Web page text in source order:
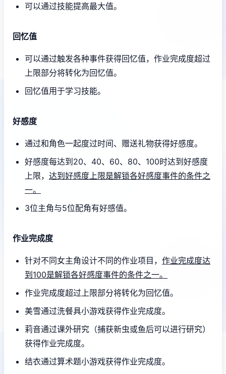
可以通过技能提高最大值。
回忆值
可以通过触发各种事件获得回忆值，作业完成度超过
上限部分将转化为回忆值。
回忆值用于学习技能。
好感度
通过和角色一起度过时间、赠送礼物获得好感度。
好感度每达到20、40、60、80、100时达到好感度
上限， 达到好感度上限是解锁各好感度事件的条件之
一。
3位主角与5位配角有好感值。
作业完成度
针对不同女主角设计不同的作业项目， 作业完成度达
到100是解锁各好感度事件的条件之一。
作业完成度超过上限部分将转化为回忆值。
美雪通过洗餐具小游戏获得作业完成度。
莉音通过课外研究（捕获新虫或鱼后可以进行研究）
获得作业完成度。
结衣通过算术题小游戏获得作业完成度。